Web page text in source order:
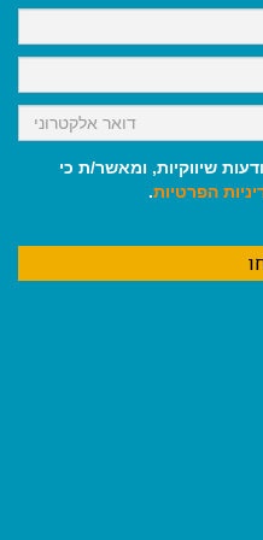
k
שיווקיות, ומאשר/ת כי
הפרטיות.